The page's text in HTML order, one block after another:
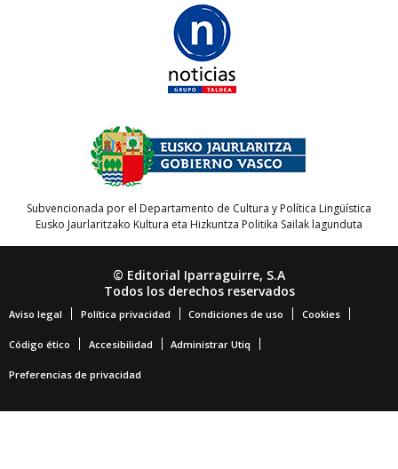
Subvencionada por el Departamento de Cultura y Política Lingüística
Eusko Jaurlaritzako Kultura eta Hizkuntza Politika Sailak lagunduta
© Editorial Iparraguirre, S.A
Todos los derechos reservados
Aviso legal Política privacidad Condiciones de uso Cookies
Código ético Accesibilidad Administrar Utiq
Preferencias de privacidad